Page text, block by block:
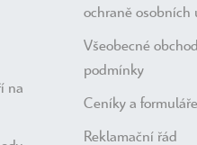
na
ochraně osobních
Všeobecné
podmínky
Ceníky a formuláře
Reklamační řád